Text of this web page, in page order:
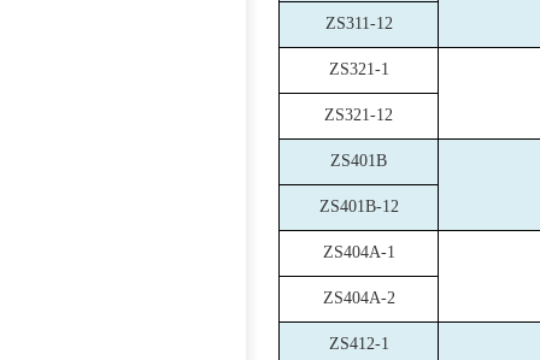
ZS311-12
ZS321-1
ZS321-12
ZS401B
ZS401B-12
ZS404A-1
ZS404A-2
ZS412-1